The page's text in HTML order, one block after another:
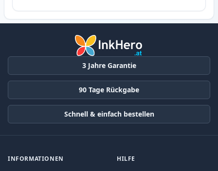
3 Jahre Garantie
90 Tage Rückgabe
Schnell & einfach bestellen
INFORMATIONEN HILFE